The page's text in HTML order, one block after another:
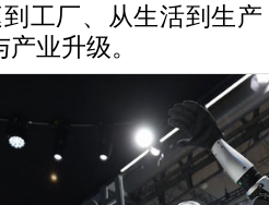
工厂、从生活到生
业升级。